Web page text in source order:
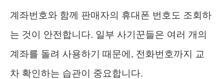
계좌번호와 함께 판매자의 휴대폰 번호도 조회하
는 것이 안전합니다. 일부 사기꾼들은 여러 개의
계좌를 돌려 사용하기 때문에, 전화번호까지 교
차 확인하는 습관이 중요합니다.